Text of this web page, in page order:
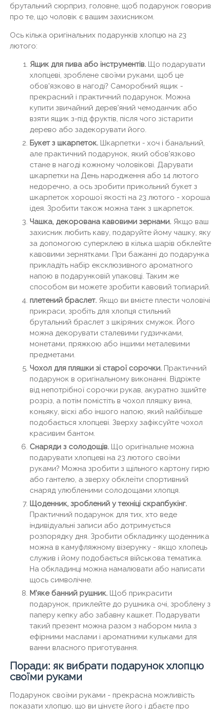
брутальний сюрприз, головне, щоб подарунок говорив
про те, що чоловік є вашим захисником.
Ось кілька оригінальних подарунків хлопцю на 23
лютого:
Ящик для пива або інструментів. Що подарувати
хлопцеві, зроблене своїми руками, щоб це
обов'язково в нагоді? Саморобний ящик -
прекрасний і практичний подарунок. Можна
купити звичайний дерев'яний чемоданчик або
взяти ящик з-під фруктів, після чого зістарити
дерево або задекорувати його.
Букет з шкарпеток. Шкарпетки - хоч і банальний,
але практичний подарунок, який обов'язково
стане в нагоді кожному чоловікові. Дарувати
шкарпетки на День народження або 14 лютого
недоречно, а ось зробити прикольний букет з
шкарпеток хорошої якості на 23 лютого - хороша
ідея. Зробити також можна танк з шкарпеток.
Чашка, декорована кавовими зернами. Якщо ваш
захисник любить каву, подаруйте йому чашку, яку
за допомогою суперклею в кілька шарів обклейте
кавовими зернятками. При бажанні до подарунка
прикладіть набір ексклюзивного ароматного
напою в подарунковій упаковці. Таким же
способом ви можете зробити кавовий топиарий.
плетений браслет. Якщо ви вмієте плести чоловічі
прикраси, зробіть для хлопця стильний
брутальний браслет з шкіряних смужок. Його
можна декорувати сталевими гудзичками,
монетами, пряжкою або іншими металевими
предметами.
Чохол для пляшки зі старої сорочки. Практичний
подарунок в оригінальному виконанні. Відріжте
від непотрібної сорочки рукав, акуратно зшийте
розріз, а потім помістіть в чохол пляшку вина,
коньяку, віскі або іншого напою, який найбільше
подобається хлопцеві. Зверху зафіксуйте чохол
красивим бантом.
Снаряди з солодощів. Що оригінальне можна
подарувати хлопцеві на 23 лютого своїми
руками? Можна зробити з щільного картону гирю
або гантелю, а зверху обклеїти спортивний
снаряд улюбленими солодощами хлопця.
Щоденник, зроблений у техніці скрапбукінг.
Практичний подарунок для тих, хто веде
індивідуальні записи або дотримується
розпорядку дня. Зробити обкладинку щоденника
можна в камуфляжному візерунку - якщо хлопець
служив і йому подобається військова тематика.
На обкладинці можна намалювати або написати
щось символічне.
М'яке банний рушник. Щоб прикрасити
подарунок, приклейте до рушника очі, зроблену з
паперу кепку або забавну кашкет. Подарувати
такий презент можна разом з набором мила з
ефірними маслами і ароматними кульками для
ванни власного приготування.
Поради: як вибрати подарунок хлопцю
своїми руками
Подарунок своїми руками - прекрасна можливість
показати хлопцю, що ви цінуєте його і дбаєте про